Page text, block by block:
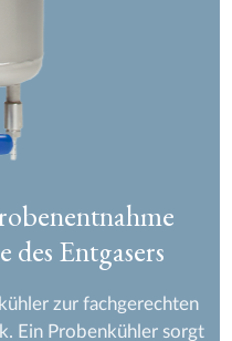
Entgasers
zur fachgerechten
Ein Probenkühler sorgt